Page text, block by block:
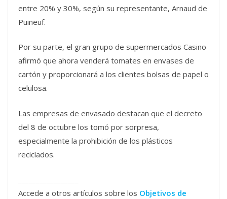
entre 20% y 30%, según su representante, Arnaud de
Puineuf.
Por su parte, el gran grupo de supermercados Casino
afirmó que ahora venderá tomates en envases de
cartón y proporcionará a los clientes bolsas de papel o
celulosa.
Las empresas de envasado destacan que el decreto
del 8 de octubre los tomó por sorpresa,
especialmente la prohibición de los plásticos
reciclados.
Accede a otros artículos sobre los Objetivos de